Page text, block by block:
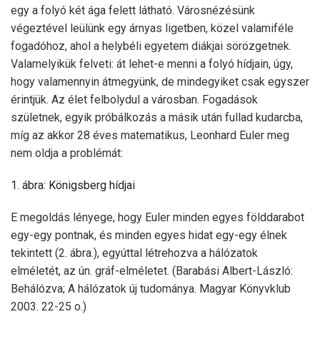
egy a folyó két ága felett látható. Városnézésünk
végeztével leülünk egy árnyas ligetben, közel valamiféle
fogadóhoz, ahol a helybéli egyetem diákjai sörözgetnek.
Valamelyikük felveti: át lehet-e menni a folyó hídjain, úgy,
hogy valamennyin átmegyünk, de mindegyiket csak egyszer
érintjük. Az élet felbolydul a városban. Fogadások
születnek, egyik próbálkozás a másik után fullad kudarcba,
míg az akkor 28 éves matematikus, Leonhard Euler meg
nem oldja a problémát:
1. ábra: Königsberg hídjai
E megoldás lényege, hogy Euler minden egyes földdarabot
egy-egy pontnak, és minden egyes hidat egy-egy élnek
tekintett (2. ábra.), egyúttal létrehozva a hálózatok
elméletét, az ún. gráf-elméletet. (Barabási Albert-László:
Behálózva; A hálózatok új tudománya. Magyar Könyvklub
2003. 22-25 o.)